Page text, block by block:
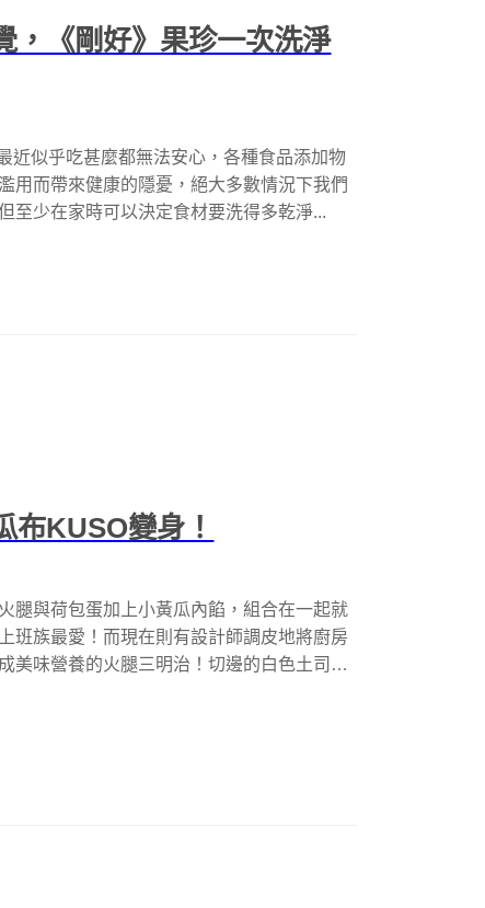
，《剛好》果珍一次洗淨
近似乎吃甚麼都無法安心，各種食品添加物
用而帶來健康的隱憂，絕大多數情況下我們
至少在家時可以決定食材要洗得多乾淨...
布KUSO變身！
腿與荷包蛋加上小黃瓜內餡，組合在一起就
班族最愛！而現在則有設計師調皮地將廚房
美味營養的火腿三明治！切邊的白色土司